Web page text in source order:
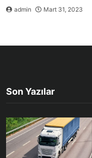
admin Mart 31, 2023
Son Yazılar